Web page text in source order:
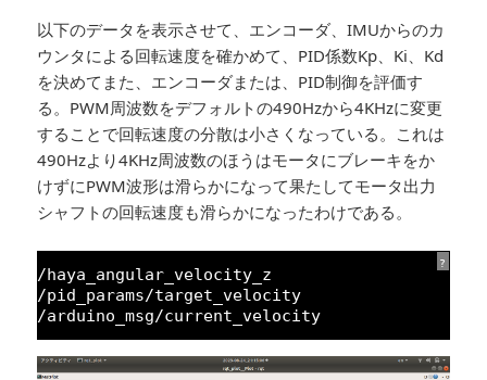
以下のデータを表示させて、エンコーダ、IMUからのカ
ウンタによる回転速度を確かめて、PID係数Kp、Ki、Kd
を決めてまた、エンコーダまたは、PID制御を評価す
る。PWM周波数をデフォルトの490Hzから4KHzに変更
することで回転速度の分散は小さくなっている。これは
490Hzより4KHz周波数のほうはモータにブレーキをか
けずにPWM波形は滑らかになって果たしてモータ出力
シャフトの回転速度も滑らかになったわけである。
?
/haya_angular_velocity_z
/pid_params/target_velocity
/arduino_msg/current_velocity